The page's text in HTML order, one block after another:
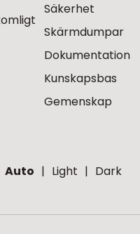
Säkerhet
Skärmdumpar
Dokumentation
Kunskapsbas
Gemenskap
Auto Light Dark